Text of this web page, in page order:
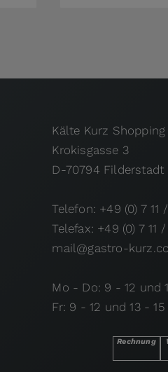
Kälte Kurz Shopping
Krokisgasse 3
D-70794 Filderstadt
Telefon: +49 (0) 7 11
Telefax: +49 (0) 7 11
mail@gastro-
Mo - Do: 9 - 12 und
Fr: 9 - 12 und 13 -
Rechnung